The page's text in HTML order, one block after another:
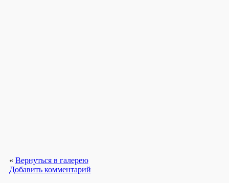
« Вернуться в галерею
Добавить комментарий